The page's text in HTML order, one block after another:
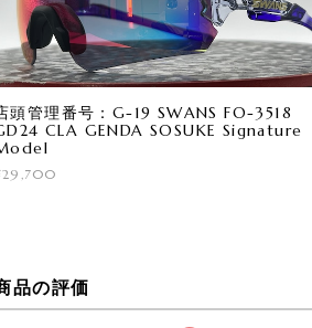
頭管理番号：G-19 SWANS FO-3518
CLA GENDA SOSUKE Signature
品の評価